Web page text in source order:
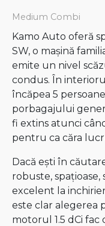
Medium Combi
Kamo Auto oferă
SW, o mașină
emite un nivel
condus. În
încăpea 5
porbagajului
fi extins atunci
pentru ca căra
Dacă ești în
robuste,
excelent la
este clar alegerea
motorul 1.5 dCi